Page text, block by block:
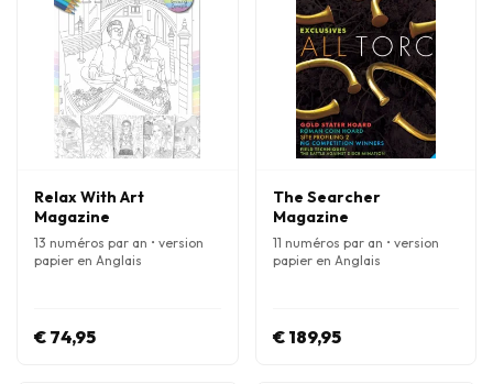
Relax With Art
Magazine
13 numéros par an • version
papier en Anglais
€ 74,95
The Searcher
Magazine
11 numéros par an • version
papier en Anglais
€ 189,95